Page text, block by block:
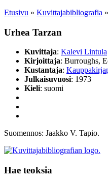
Etusivu » Kuvittaja­bibliografia »
Urhea Tarzan
Kuvittaja: Kalevi Lintula
Kirjoittaja: Burroughs,
Kustantaja:
Julkaisuvuosi: 1973
Kieli: suomi
Suomennos: Jaakko V. Tapio.
Hae teoksia